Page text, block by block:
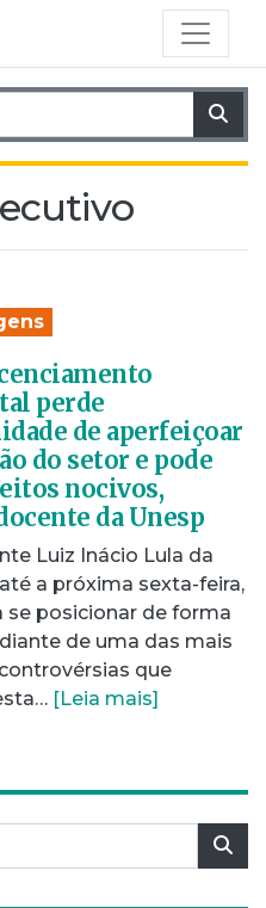
perde
de aperfeiçoar
do setor e pode
nocivos,
da Unesp
Luiz Inácio Lula da
a próxima sexta-feira,
se posicionar de forma
de uma das mais
que
[Leia mais]